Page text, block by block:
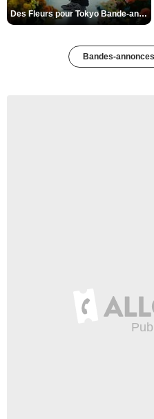
Des Fleurs pour Tokyo Bande-annonce VO STFR
Bandes-